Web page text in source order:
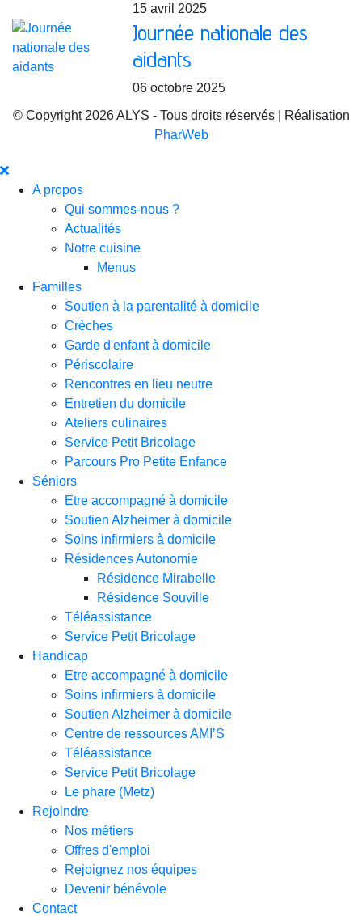
15 avril 2025
Journée nationale des
aidants
06 octobre 2025
© Copyright 2026 ALYS - Tous droits réservés | Réalisation
PharWeb
A propos
Qui sommes-nous ?
Actualités
Notre cuisine
Menus
Familles
Soutien à la parentalité à domicile
Crèches
Garde d'enfant à domicile
Périscolaire
Rencontres en lieu neutre
Entretien du domicile
Ateliers culinaires
Service Petit Bricolage
Parcours Pro Petite Enfance
Séniors
Etre accompagné à domicile
Soutien Alzheimer à domicile
Soins infirmiers à domicile
Résidences Autonomie
Résidence Mirabelle
Résidence Souville
Téléassistance
Service Petit Bricolage
Handicap
Etre accompagné à domicile
Soins infirmiers à domicile
Soutien Alzheimer à domicile
Centre de ressources AMI’S
Téléassistance
Service Petit Bricolage
Le phare (Metz)
Rejoindre
Nos métiers
Offres d'emploi
Rejoignez nos équipes
Devenir bénévole
Contact